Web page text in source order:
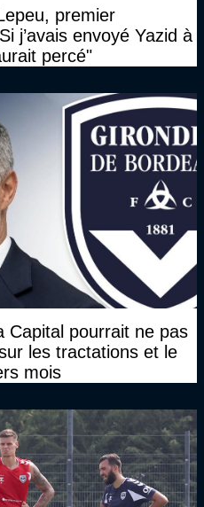
premier
j’avais envoyé Yazid à
percé"
Capital pourrait ne pas
les tractations et le
mois